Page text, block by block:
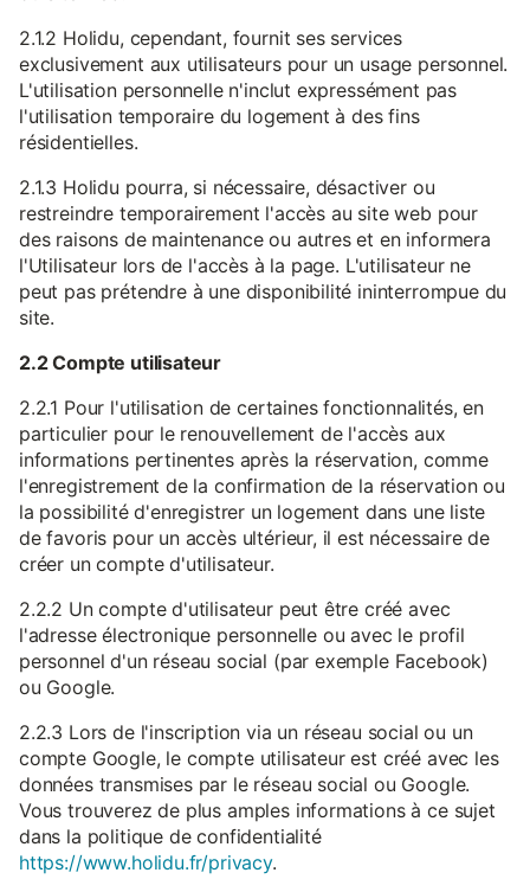
2.1.2 Holidu, cependant, fournit ses services
exclusivement aux utilisateurs pour un usage personnel.
L'utilisation personnelle n'inclut expressément pas
l'utilisation temporaire du logement à des fins
résidentielles.
2.1.3 Holidu pourra, si nécessaire, désactiver ou
restreindre temporairement l'accès au site web pour
des raisons de maintenance ou autres et en informera
l'Utilisateur lors de l'accès à la page. L'utilisateur ne
peut pas prétendre à une disponibilité ininterrompue du
site.
2.2 Compte utilisateur
2.2.1 Pour l'utilisation de certaines fonctionnalités, en
particulier pour le renouvellement de l'accès aux
informations pertinentes après la réservation, comme
l'enregistrement de la confirmation de la réservation ou
la possibilité d'enregistrer un logement dans une liste
de favoris pour un accès ultérieur, il est nécessaire de
créer un compte d'utilisateur.
2.2.2 Un compte d'utilisateur peut être créé avec
l'adresse électronique personnelle ou avec le profil
personnel d'un réseau social (par exemple Facebook)
ou Google.
2.2.3 Lors de l'inscription via un réseau social ou un
compte Google, le compte utilisateur est créé avec les
données transmises par le réseau social ou Google.
Vous trouverez de plus amples informations à ce sujet
dans la politique de confidentialité
https://www.holidu.fr/privacy.